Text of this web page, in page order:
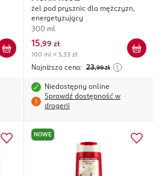
żel pod prysznic dla mężczyzn,
energetyzujący
300 ml
15,99 zł
100 ml = 5,33 zł
Najniższa cena: 23,99 zł
Niedostępny online
Sprawdź dostępność w
drogerii
NOWE